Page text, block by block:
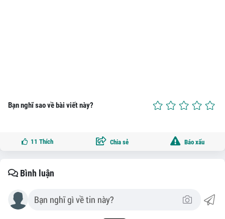
Bạn nghĩ sao về bài viết này?
11 Thích Chia sẻ Báo xấu
Bình luận